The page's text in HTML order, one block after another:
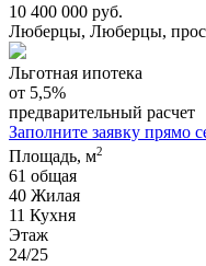
10 400 000 руб.
Люберцы, Люберцы,
Льготная ипотека
от 5,5%
предварительный расчет
Заполните заявку прямо
Площадь, м2
61 общая
40 Жилая
11 Кухня
Этаж
24/25